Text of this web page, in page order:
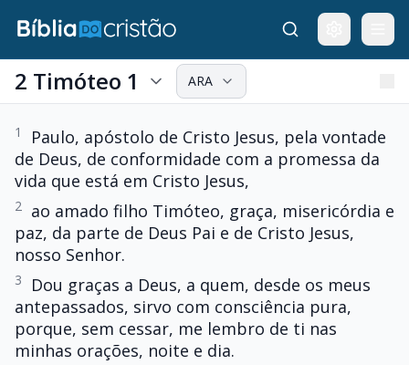
2 Timóteo 1 ARA
1
Paulo, apóstolo de Cristo Jesus, pela vontade
de Deus, de conformidade com a promessa da
vida que está em Cristo Jesus,
2
ao amado filho Timóteo, graça, misericórdia e
paz, da parte de Deus Pai e de Cristo Jesus,
nosso Senhor.
3
Dou graças a Deus, a quem, desde os meus
antepassados, sirvo com consciência pura,
porque, sem cessar, me lembro de ti nas
minhas orações, noite e dia.